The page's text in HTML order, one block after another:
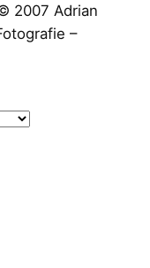
2007 Adrian
–